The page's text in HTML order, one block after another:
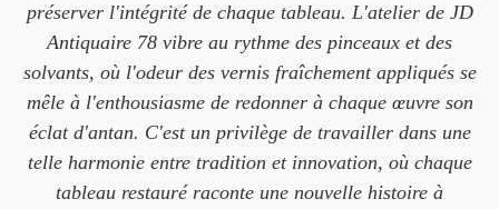
préserver l'intégrité de chaque tableau. L'atelier de JD
Antiquaire 78 vibre au rythme des pinceaux et des
solvants, où l'odeur des vernis fraîchement appliqués se
mêle à l'enthousiasme de redonner à chaque œuvre son
éclat d'antan. C'est un privilège de travailler dans une
telle harmonie entre tradition et innovation, où chaque
tableau restauré raconte une nouvelle histoire à